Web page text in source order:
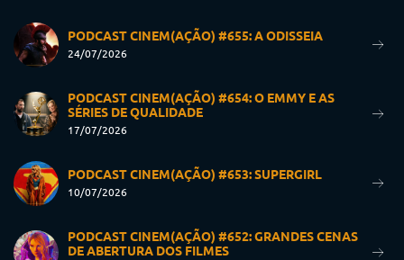
PODCAST CINEM(AÇÃO) #655: A ODISSEIA
24/07/2026
PODCAST CINEM(AÇÃO) #654: O EMMY E AS
SÉRIES DE QUALIDADE
17/07/2026
PODCAST CINEM(AÇÃO) #653: SUPERGIRL
10/07/2026
PODCAST CINEM(AÇÃO) #652: GRANDES CENAS
DE ABERTURA DOS FILMES